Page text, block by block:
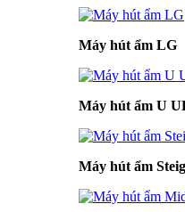
Máy hút ẩm LG
Máy hút ẩm U
Máy hút ẩm